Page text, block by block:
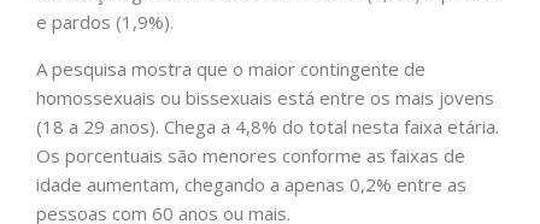
e pardos (1,9%).
A pesquisa mostra que o maior contingente de
homossexuais ou bissexuais está entre os mais jovens
(18 a 29 anos). Chega a 4,8% do total nesta faixa etária.
Os porcentuais são menores conforme as faixas de
idade aumentam, chegando a apenas 0,2% entre as
pessoas com 60 anos ou mais.